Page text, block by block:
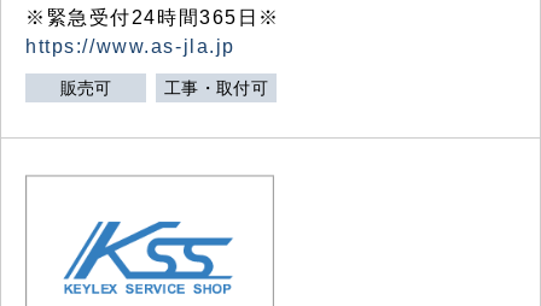
※緊急受付24時間365日※
https://www.as-jla.jp
販売可 工事・取付可